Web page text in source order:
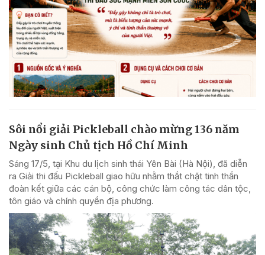
Sôi nổi giải Pickleball chào mừng 136 năm
Ngày sinh Chủ tịch Hồ Chí Minh
Sáng 17/5, tại Khu du lịch sinh thái Yên Bài (Hà Nội), đã diễn
ra Giải thi đấu Pickleball giao hữu nhằm thắt chặt tinh thần
đoàn kết giữa các cán bộ, công chức làm công tác dân tộc,
tôn giáo và chính quyền địa phương.